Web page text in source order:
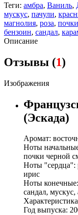
Теги: амбра, Ваниль,
мускус, пачули,
магнолия, роза,
бензоин, сандал,
Описание
Отзывы (1)
Изображения
(Эскада)
Аромат:
Ноты
почки черной
Ноты "сердца":
ирис
Ноты конечные:
сандал,
Год выпуска: